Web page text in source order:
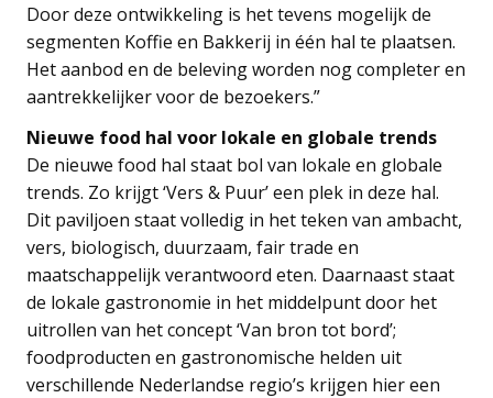
Door deze ontwikkeling is het tevens mogelijk de
segmenten Koffie en Bakkerij in één hal te plaatsen.
Het aanbod en de beleving worden nog completer en
aantrekkelijker voor de bezoekers.”
Nieuwe food hal voor lokale en globale trends
De nieuwe food hal staat bol van lokale en globale
trends. Zo krijgt ‘Vers & Puur’ een plek in deze hal.
Dit paviljoen staat volledig in het teken van ambacht,
vers, biologisch, duurzaam, fair trade en
maatschappelijk verantwoord eten. Daarnaast staat
de lokale gastronomie in het middelpunt door het
uitrollen van het concept ‘Van bron tot bord’;
foodproducten en gastronomische helden uit
verschillende Nederlandse regio’s krijgen hier een